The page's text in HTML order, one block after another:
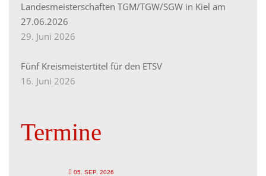
Landesmeisterschaften TGM/TGW/SGW in Kiel am
27.06.2026
29. Juni 2026
Fünf Kreismeistertitel für den ETSV
16. Juni 2026
Termine
05. SEP. 2026